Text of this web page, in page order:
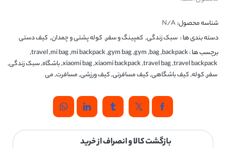
شناسه محصول:N/A
دسته بندی ها : سبک زندگی, کمپینگ و سفر, کوله پشتی و چمدان, کیف دستی
برچسب ها :backpack
,
bag
,
gym
,
gym bag
,
mi backpack
,
mi bag
,
travel
,
travel backpack
,
travel bag
,
xiaomi backpack
,
xiaomi bag
,باشگاه,سبک زندگی,
سفر,کوله,کیف باشگاهی,کیف مسافرتی,کیف ورزشی,مسافرت,می
بازگشت کالا و انصراف از خرید